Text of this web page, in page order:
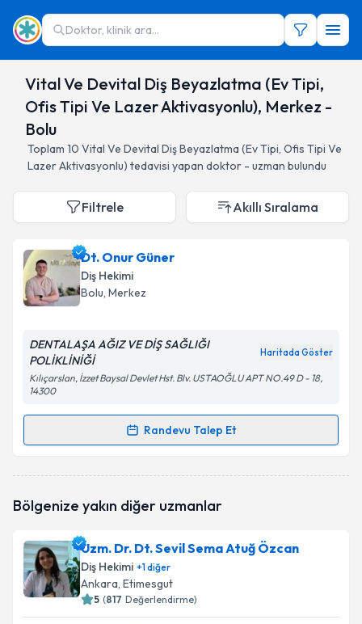
Doktor, klinik ara...
Vital Ve Devital Diş Beyazlatma (Ev Tipi,
Ofis Tipi Ve Lazer Aktivasyonlu), Merkez -
Bolu
Toplam 10 Vital Ve Devital Diş Beyazlatma (Ev Tipi, Ofis Tipi Ve
Lazer Aktivasyonlu) tedavisi yapan doktor - uzman bulundu
Filtrele Akıllı Sıralama
Dt. Onur Güner
Diş Hekimi
Bolu, Merkez
DENTALAŞA AĞIZ VE DİŞ SAĞLIĞI
POLİKLİNİĞİ
Haritada Göster
Kılıçarslan, İzzet Baysal Devlet Hst. Blv. USTAOĞLU APT NO.49 D - 18,
14300
Randevu Talep Et
Randevu Takvimi Talebi
Size bu uzmandan randevu almanız için bir takvim
E-posta Adresiniz
Bölgenize yakın diğer uzmanlar
Uzm. Dr. Dt. Sevil Sema Atuğ Özcan
Diş Hekimi +1diğer
Ankara, Etimesgut
5 (817 Değerlendirme)